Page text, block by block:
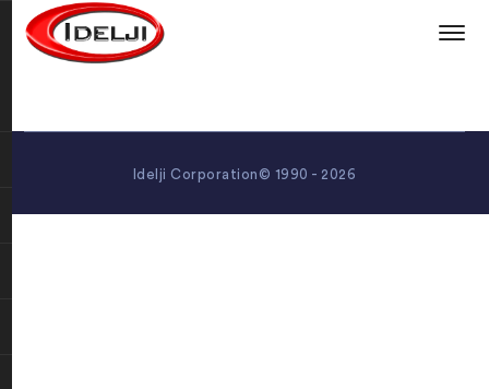
Idelji Corporation© 1990 - 2026